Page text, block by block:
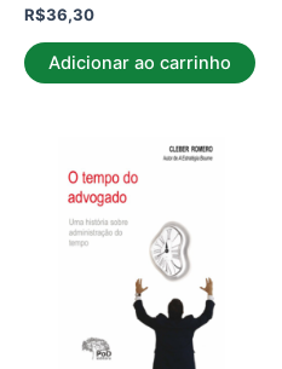
R$36,30
Adicionar ao carrinho